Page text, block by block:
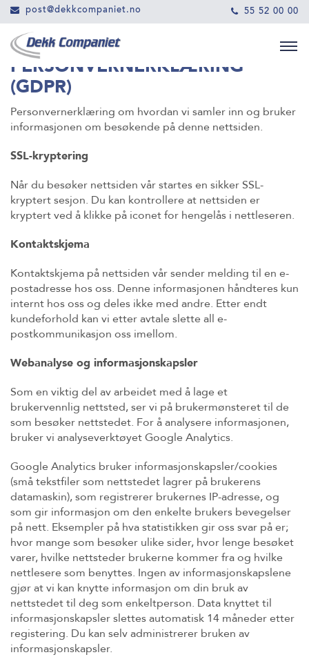
post@dekkcompaniet.no 55 52 00 00
PERSONVERNERKLÆRING
(GDPR)
Personvernerklæring om hvordan vi samler inn og bruker
informasjonen om besøkende på denne nettsiden.
SSL-kryptering
Når du besøker nettsiden vår startes en sikker SSL-
kryptert sesjon. Du kan kontrollere at nettsiden er
kryptert ved å klikke på iconet for hengelås i nettleseren.
Kontaktskjema
Kontaktskjema på nettsiden vår sender melding til en e-
postadresse hos oss. Denne informasjonen håndteres kun
internt hos oss og deles ikke med andre. Etter endt
kundeforhold kan vi etter avtale slette all e-
postkommunikasjon oss imellom.
Webanalyse og informasjonskapsler
Som en viktig del av arbeidet med å lage et
brukervennlig nettsted, ser vi på brukermønsteret til de
som besøker nettstedet. For å analysere informasjonen,
bruker vi analyseverktøyet Google Analytics.
Google Analytics bruker informasjonskapsler/cookies
(små tekstfiler som nettstedet lagrer på brukerens
datamaskin), som registrerer brukernes IP-adresse, og
som gir informasjon om den enkelte brukers bevegelser
på nett. Eksempler på hva statistikken gir oss svar på er;
hvor mange som besøker ulike sider, hvor lenge besøket
varer, hvilke nettsteder brukerne kommer fra og hvilke
nettlesere som benyttes. Ingen av informasjonskapslene
gjør at vi kan knytte informasjon om din bruk av
nettstedet til deg som enkeltperson. Data knyttet til
informasjonskapsler slettes automatisk 14 måneder etter
registering. Du kan selv administrerer bruken av
informasjonskapsler.